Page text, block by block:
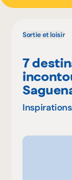
Sortie et loisir
7